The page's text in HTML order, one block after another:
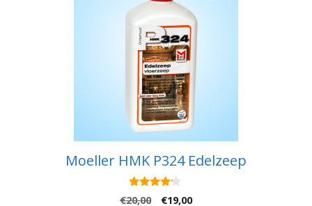
Moeller HMK P324 Edelzeep
4.00
€20,00
Oorspronkelijke
€19,00Huidige